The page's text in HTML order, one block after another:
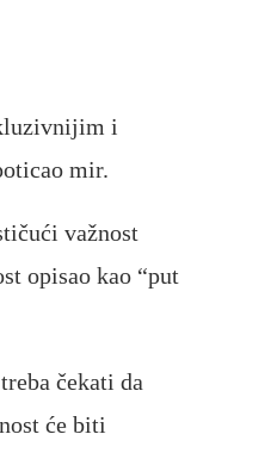
i
mir.
važnost
opisao kao “put
čekati da
će biti